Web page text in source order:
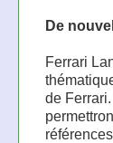
De
Ferrari
de